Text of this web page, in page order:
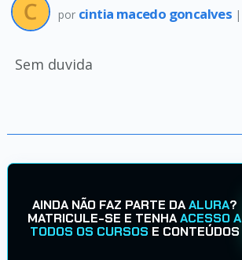
por cintia macedo goncalves |
Sem duvida
AINDA NÃO FAZ PARTE DAALURA?
MATRICULE-SE E TENHAACESSO A
TODOS OS CURSOS E CONTEÚDOS